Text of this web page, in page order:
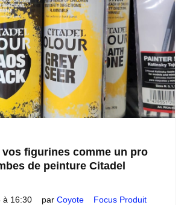
vos figurines comme un pro
de peinture Citadel
à 16:30 par Coyote Focus Produit